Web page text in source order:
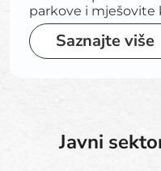
parkove i
Saznajte više
Javni